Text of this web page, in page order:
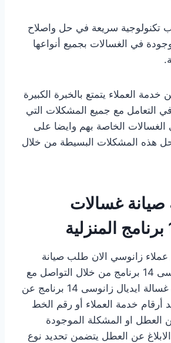
تكنولوجية سريعة في حل واصلاح
في الغسالات بجميع أنواعها
العملاء يتمتع بالخبرة الكبيرة
التعامل مع جميع المشكلات التي
الغسالات الخاصة بهم وايضا على
حل هذه المشكلات البسيطة من خلال
غسالات
عملاء زانوسي الان طلب صيانة
غسالة ايديال زانوسى 14 برنامج من خلال التواصل مع
خدمة عملاء صيانة غسالة ايديال زانوسى 14 برنامج عن
أرقام خدمة العملاء أو رقم الخط
العطل او المشكلة الموجودة
الابلاغ عن العطل يتضمن تحديد نوع